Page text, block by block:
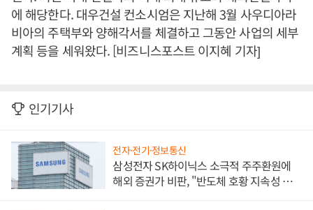
에 해당한다. 대우건설 컨소시엄은 지난해 3월 사우디아라
비아의 주택부와 양해각서를 체결하고 그동안 사업의 세부
계획 등을 세워왔다. [비즈니스포스트 이지혜 기자]
인기기사
전자·전기·정보통신
삼성전자 SK하이닉스 소극적 주주환원에
해외 증권가 비판, "반도체 호황 지속성 의